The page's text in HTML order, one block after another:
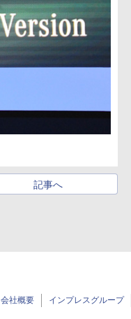
記事へ
会社概要 インプレスグループ